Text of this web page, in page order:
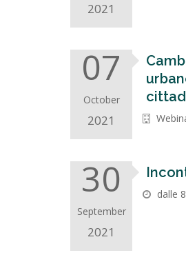
2021
07
October
2021
30
September
2021
dalle